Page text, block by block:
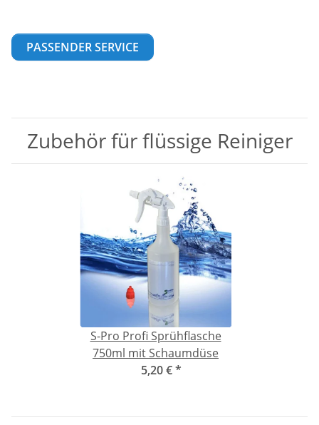
PASSENDER SERVICE
Zubehör für flüssige Reiniger
S-Pro Profi Sprühflasche
750ml mit Schaumdüse
5,20 €*